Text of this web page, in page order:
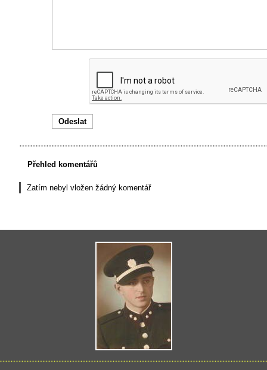
Přehled komentářů
Zatím nebyl vložen žádný komentář